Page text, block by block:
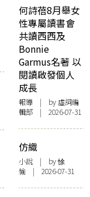
何詩蓓8月舉女
性專屬讀書會
共讀西西及
Bonnie
Garmus名著 以
閱讀啟發個人
成長
報導 | by 虛詞編
輯部 | 2026-07-31
仿織
小說 | by 悇
愉 | 2026-07-31